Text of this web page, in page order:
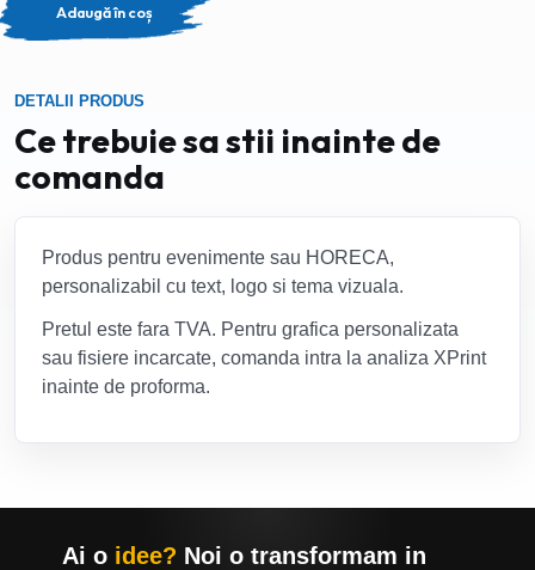
Adaugă în coș
DETALII PRODUS
Ce trebuie sa stii inainte de
comanda
Produs pentru evenimente sau HORECA,
personalizabil cu text, logo si tema vizuala.
Pretul este fara TVA. Pentru grafica personalizata
sau fisiere incarcate, comanda intra la analiza XPrint
inainte de proforma.
Ai o idee? Noi o transformam in